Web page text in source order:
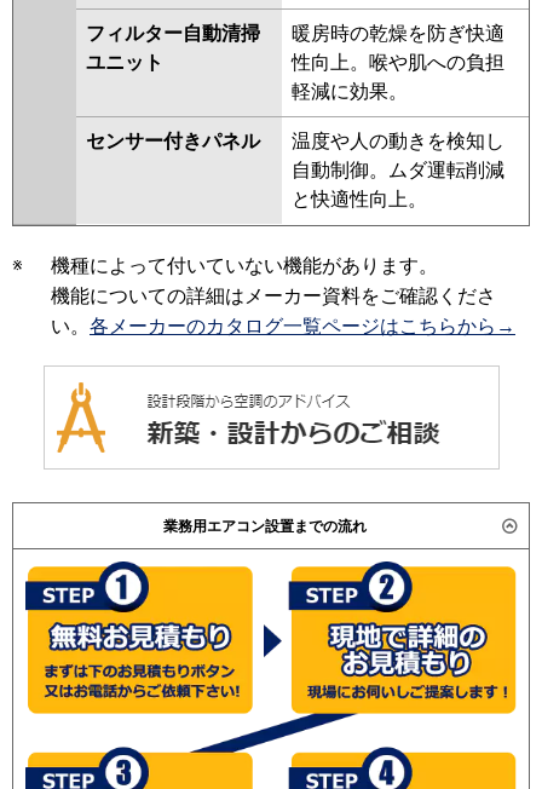
フィルター自動清掃
ユニット
暖房時の乾燥を防ぎ快適
性向上。喉や肌への負担
軽減に効果。
センサー付きパネル
温度や人の動きを検知し
自動制御。ムダ運転削減
と快適性向上。
※
機種によって付いていない機能があります。
機能についての詳細はメーカー資料をご確認くださ
い。 各メーカーのカタログ一覧ページはこちらから→
業務用エアコン設置までの流れ